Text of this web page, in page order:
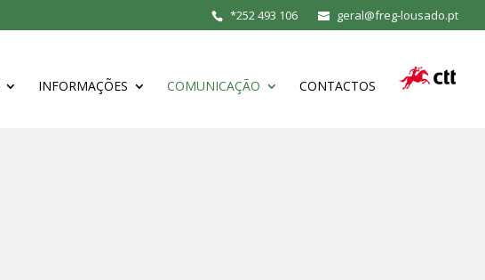
*252 493 106 geral@freg-lousado.pt
INFORMAÇÕES COMUNICAÇÃO CONTACTOS